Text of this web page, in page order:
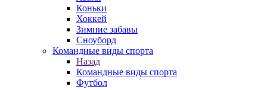
Коньки
Хоккей
Зимние забавы
Сноуборд
Командные виды спорта
Назад
Командные виды спорта
Футбол